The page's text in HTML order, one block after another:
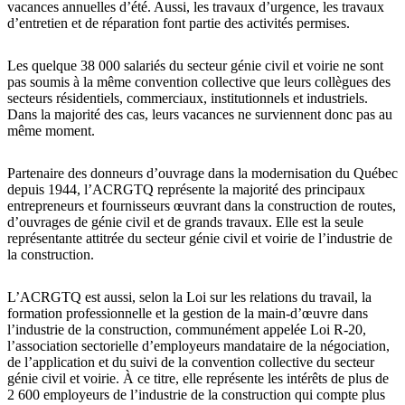
vacances annuelles d’été. Aussi, les travaux d’urgence, les travaux
d’entretien et de réparation font partie des activités permises.
Les quelque 38 000 salariés du secteur génie civil et voirie ne sont
pas soumis à la même convention collective que leurs collègues des
secteurs résidentiels, commerciaux, institutionnels et industriels.
Dans la majorité des cas, leurs vacances ne surviennent donc pas au
même moment.
Partenaire des donneurs d’ouvrage dans la modernisation du Québec
depuis 1944, l’ACRGTQ représente la majorité des principaux
entrepreneurs et fournisseurs œuvrant dans la construction de routes,
d’ouvrages de génie civil et de grands travaux. Elle est la seule
représentante attitrée du secteur génie civil et voirie de l’industrie de
la construction.
L’ACRGTQ est aussi, selon la Loi sur les relations du travail, la
formation professionnelle et la gestion de la main-d’œuvre dans
l’industrie de la construction, communément appelée Loi R-20,
l’association sectorielle d’employeurs mandataire de la négociation,
de l’application et du suivi de la convention collective du secteur
génie civil et voirie. À ce titre, elle représente les intérêts de plus de
2 600 employeurs de l’industrie de la construction qui compte plus